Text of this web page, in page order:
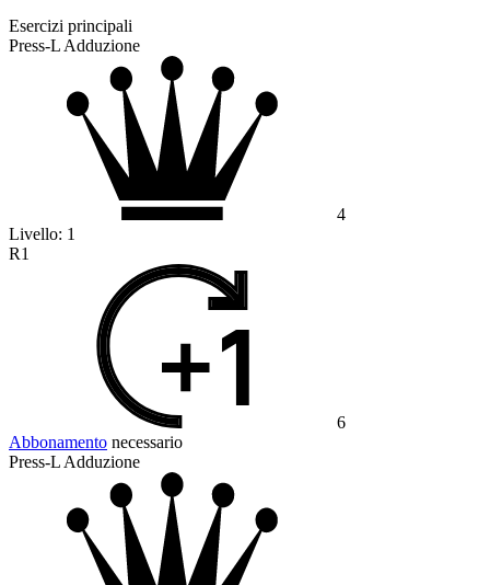
Esercizi principali
Press-L Adduzione
4
Livello: 1
R1
6
Abbonamento necessario
Press-L Adduzione